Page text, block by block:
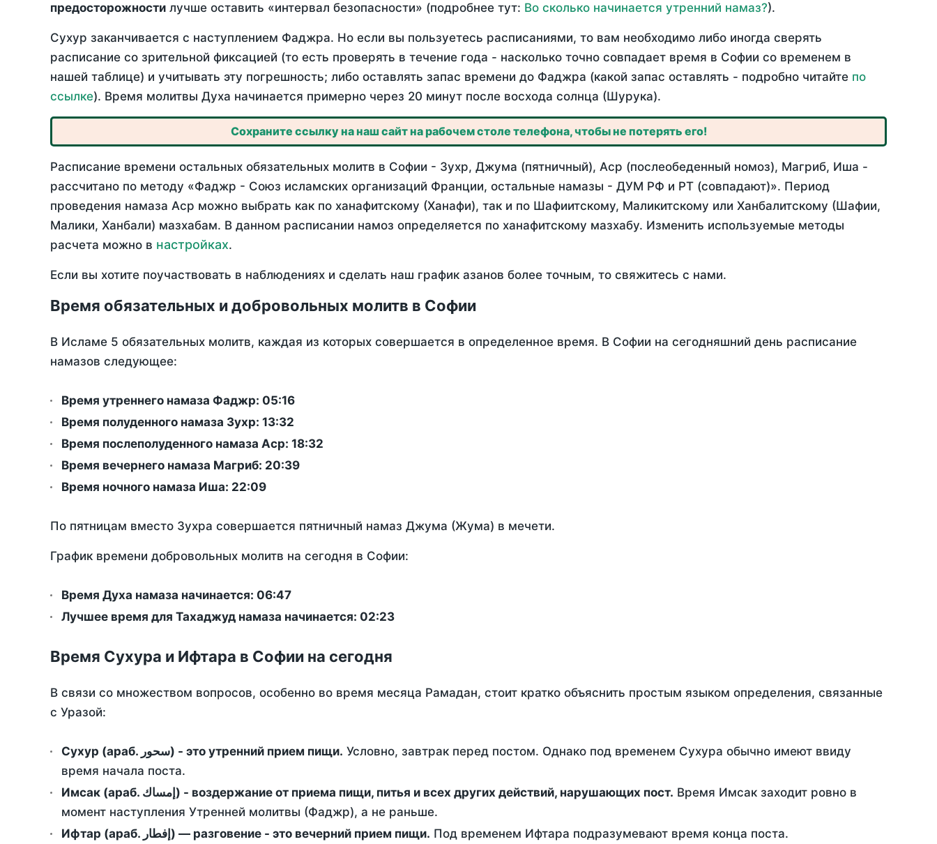
предосторожности лучше оставить «интервал безопасности» (подробнее тут: Во сколько начинается утренний намаз?).
Сухур заканчивается с наступлением Фаджра. Но если вы пользуетесь расписаниями, то вам необходимо либо иногда сверять
расписание со зрительной фиксацией (то есть проверять в течение года - насколько точно совпадает время в Софии со временем в
нашей таблице) и учитывать эту погрешность; либо оставлять запас времени до Фаджра (какой запас оставлять - подробно читайте по
ссылке). Время молитвы Духа начинается примерно через 20 минут после восхода солнца (Шурука).
Сохраните ссылку на наш сайт на рабочем столе телефона, чтобы не потерять его!
Расписание времени остальных обязательных молитв в Софии - Зухр, Джума (пятничный), Аср (послеобеденный номоз), Магриб, Иша -
рассчитано по методу «Фаджр - Союз исламских организаций Франции, остальные намазы - ДУМ РФ и РТ (совпадают)». Период
проведения намаза Аср можно выбрать как по ханафитскому (Ханафи), так и по Шафиитскому, Маликитскому или Ханбалитскому (Шафии,
Малики, Ханбали) мазхабам. В данном расписании намоз определяется по ханафитскому мазхабу. Изменить используемые методы
расчета можно в настройках.
Если вы хотите поучаствовать в наблюдениях и сделать наш график азанов более точным, то свяжитесь с нами.
Время обязательных и добровольных молитв в Софии
В Исламе 5 обязательных молитв, каждая из которых совершается в определенное время. В Софии на сегодняшний день расписание
намазов следующее:
Время утреннего намаза Фаджр: 05:16
Время полуденного намаза Зухр: 13:32
Время послеполуденного намаза Аср: 18:32
Время вечернего намаза Магриб: 20:39
Время ночного намаза Иша: 22:09
По пятницам вместо Зухра совершается пятничный намаз Джума (Жума) в мечети.
График времени добровольных молитв на сегодня в Софии:
Время Духа намаза начинается: 06:47
Лучшее время для Тахаджуд намаза начинается: 02:23
Время Сухура и Ифтара в Софии на сегодня
В связи со множеством вопросов, особенно во время месяца Рамадан, стоит кратко объяснить простым языком определения, связанные
с Уразой:
Сухур (араб. سحور) - это утренний прием пищи. Условно, завтрак перед постом. Однако под временем Сухура обычно имеют ввиду
время начала поста.
Имсак (араб. إمساك) - воздержание от приема пищи, питья и всех других действий, нарушающих пост. Время Имсак заходит ровно в
момент наступления Утренней молитвы (Фаджр), а не раньше.
Ифтар (араб. إفطار) — разговение - это вечерний прием пищи. Под временем Ифтара подразумевают время конца поста.